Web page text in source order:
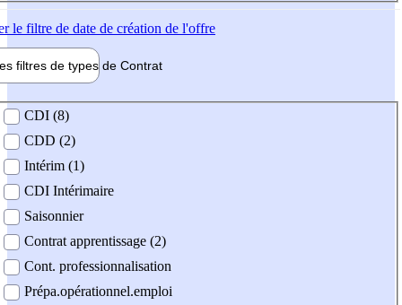
le filtre de date de création de l'offre
filtres de types de Contrat
contrat
CDI (8)
CDD (2)
Intérim (1)
CDI Intérimaire
Saisonnier
Contrat apprentissage (2)
Cont. professionnalisation
Prépa.opérationnel.emploi